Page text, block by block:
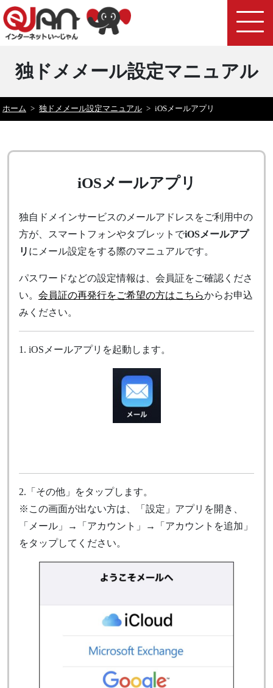
独ドメメール設定マニュアル
ホーム > 独ドメメール設定マニュアル > iOSメールアプリ
iOSメールアプリ
独自ドメインサービスのメールアドレスをご利用中の
方が、スマートフォンやタブレットでiOSメールアプ
リ にメール設定をする際のマニュアルです。
パスワードなどの設定情報は、会員証をご確認くださ
い。 会員証の再発行をご希望の方はこちらからお申込
みください。
1. iOSメールアプリを起動します。
2.「その他」をタップします。
※この画面が出ない方は、「設定」アプリを開き、
「メール」→「アカウント」→「アカウントを追加」
をタップしてください。